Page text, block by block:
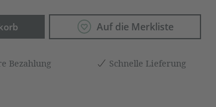
Gib den gewünschten Wert
Auf die Merkliste
Bezahlung Schnelle Lieferung